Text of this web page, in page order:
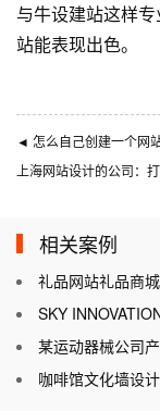
与牛设建站这样专
站能表现出色。
◄ 怎么自己创建一个网
上海网站设计的公司：
相关案例
礼品网站礼品商
SKY
某运动器械公司
咖啡馆文化墙设计